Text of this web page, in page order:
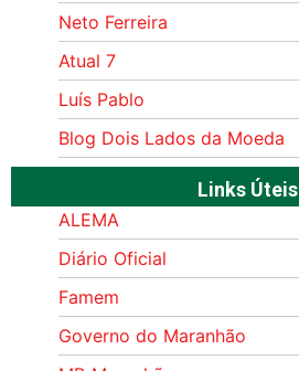
Neto Ferreira
Atual 7
Luís Pablo
Blog Dois Lados da Moeda
Links Úteis
ALEMA
Diário Oficial
Famem
Governo do Maranhão